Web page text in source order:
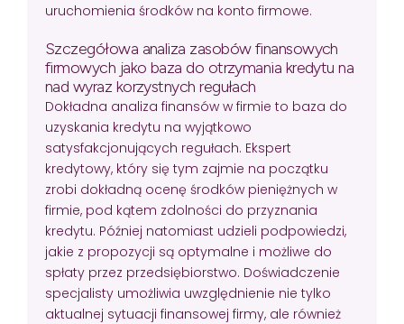
uruchomienia środków na konto firmowe.
Szczegółowa analiza zasobów finansowych
firmowych jako baza do otrzymania kredytu na
nad wyraz korzystnych regułach
Dokładna analiza finansów w firmie to baza do
uzyskania kredytu na wyjątkowo
satysfakcjonujących regułach. Ekspert
kredytowy, który się tym zajmie na początku
zrobi dokładną ocenę środków pieniężnych w
firmie, pod kątem zdolności do przyznania
kredytu. Później natomiast udzieli podpowiedzi,
jakie z propozycji są optymalne i możliwe do
spłaty przez przedsiębiorstwo. Doświadczenie
specjalisty umożliwia uwzględnienie nie tylko
aktualnej sytuacji finansowej firmy, ale również